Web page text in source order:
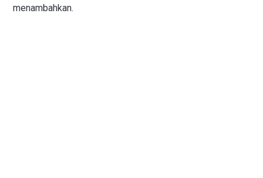
menambahkan.